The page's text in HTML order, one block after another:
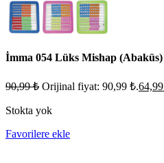
İmma 054 Lüks Mishap (Abaküs)
90,99₺ Orijinal fiyat: 90,99 ₺.64,99
Stokta yok
Favorilere ekle